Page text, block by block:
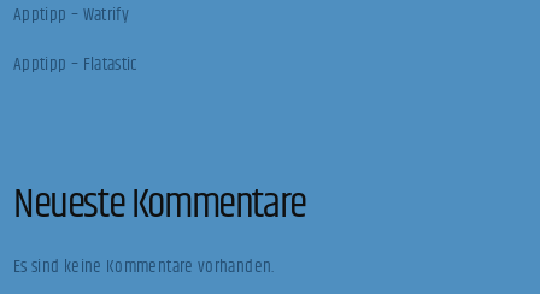
Apptipp – Watrify
Apptipp – Flatastic
Neueste Kommentare
Es sind keine Kommentare vorhanden.